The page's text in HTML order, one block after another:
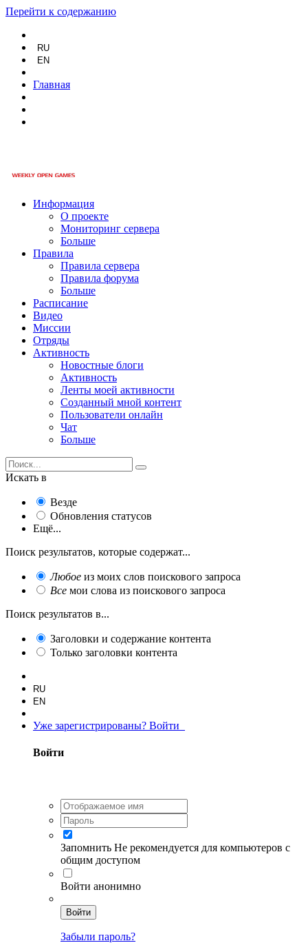
Перейти к содержанию
RU
EN
Главная
Информация
О проекте
Мониторинг сервера
Больше
Правила
Правила сервера
Правила форума
Больше
Расписание
Видео
Миссии
Отряды
Активность
Новостные блоги
Активность
Ленты моей активности
Созданный мной контент
Пользователи онлайн
Чат
Больше
Искать в
Везде
Обновления статусов
Ещё...
Поиск результатов, которые содержат...
Любое из моих слов поискового запроса
Все мои слова из поискового запроса
Поиск результатов в...
Заголовки и содержание контента
Только заголовки контента
RU
EN
Уже зарегистрированы? Войти
Войти
Запомнить Не рекомендуется для компьютеров с
общим доступом
Войти анонимно
Войти
Забыли пароль?